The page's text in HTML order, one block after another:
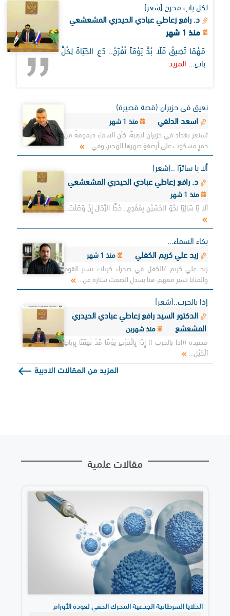
لكل باب مخرج [شعر]
د. رافع زعاطي عبادي الحيدري المشعشعي
منذ 1 شهر
مَهْمَا تَضِيقُ فَلَا بُدَّ يَوْمَاً تُفْرَجُ.. دَعِ الحَيَاةَ لِكُلِّ
بَابٍ... المزيد
نعيق في حزيران (قصة قصيرة)
اسعد الدلفي
منذ 1 شهر
تستعر بغداد في حزيران لاهبةً، كأن السماء ديمومةٌ من
جمرٍ مسكوب على أرصفةٍ صهرها الهجير، وفي...
ألا يا سائرًا ..[شعر]
د. رافع زعاطي عبادي الحيدري المشعشعي
منذ 1 شهر
أَلَا يَا سَائِرًا نَحْوَ الحُسَيْنِ بِمُقْدِمٍ.. حُطَّ الرِّحَالَ إِنْ وَصَلْتَ...
بكاء السماء...
زيد علي كريم الكفلي
منذ 1 شهر
زيد علي كريم /الكفل في صحراء كربلاء يسير القوم
والمنايا تسير معهم، هنا يسدل الصمت ستاره عن...
إذا بالحرب..[شعر]
الدكتور السيد رافع زعاطي عبادي الحيدري
المشعشع
منذ شهرين
قصيدة ((اذا بالحرب )) إِذَا بِالْحَرْبِ يَوْمًا قَدْ ثَقِفَنَا بِرِبَاطِ
اَلْخَيْلِ...
المزيد من المقالات الادبية
مقالات علمية
الخلايا السرطانية الجذعية المحرك الخفي لعودة الأورام